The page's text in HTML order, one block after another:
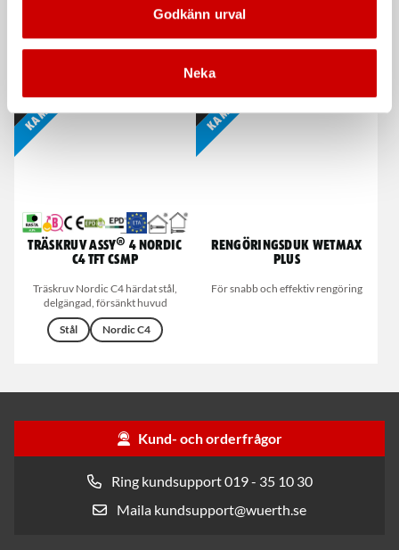
Godkänn urval
Neka
multicutter
5-pack. Starlock-fäste till
Kampanj
Träskruv ASSY® 4 Nordic
C4 TFT CSMP
Träskruv Nordic C4 härdat stål,
delgängad, försänkt huvud
Stål
Nordic C4
Kampanj
Rengöringsduk Wetmax
Plus
För snabb och effektiv rengöring
Kund- och orderfrågor
Ring kundsupport 019 - 35 10 30
Maila kundsupport@wuerth.se